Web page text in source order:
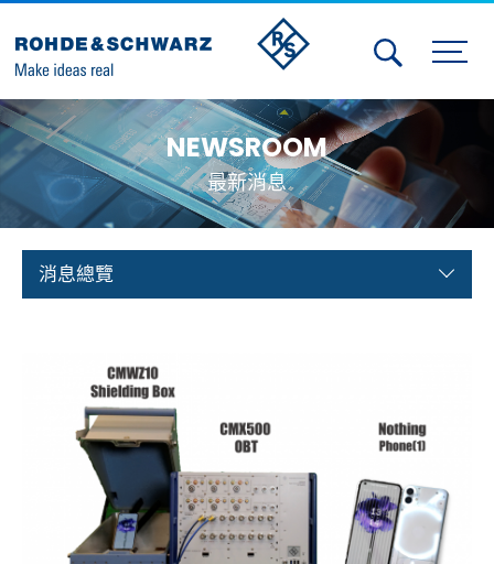
Activities
Contact Us
Member
Calendar
Test and Measurement
Aerospace | Defense | Security
Broadcast and Media
Cybersecurity
NEWSROOM
最新消息
消息總覽